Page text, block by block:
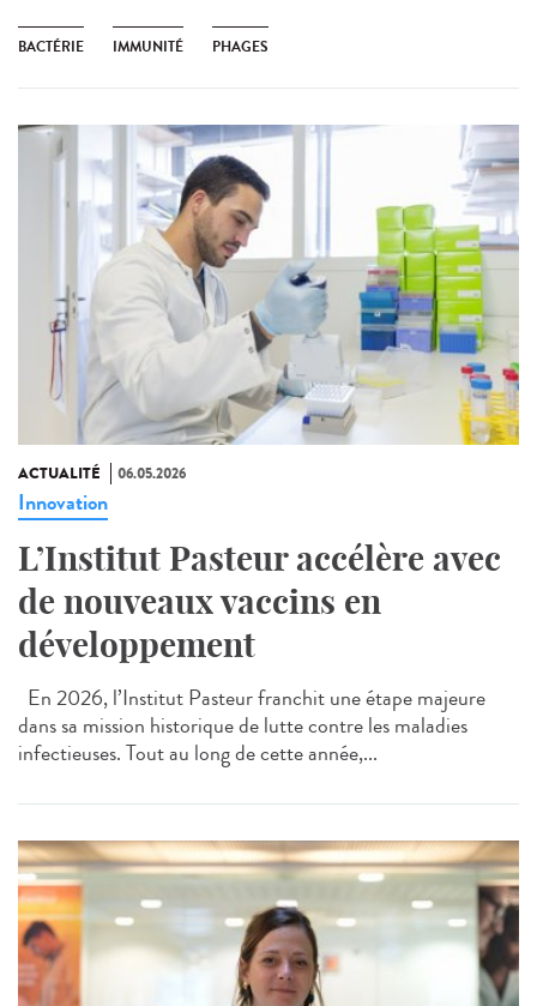
BACTÉRIE IMMUNITÉ PHAGES
ACTUALITÉ 06.05.2026
Innovation
L’Institut Pasteur accélère avec
de nouveaux vaccins en
développement
En 2026, l’Institut Pasteur franchit une étape majeure
dans sa mission historique de lutte contre les maladies
infectieuses. Tout au long de cette année,...